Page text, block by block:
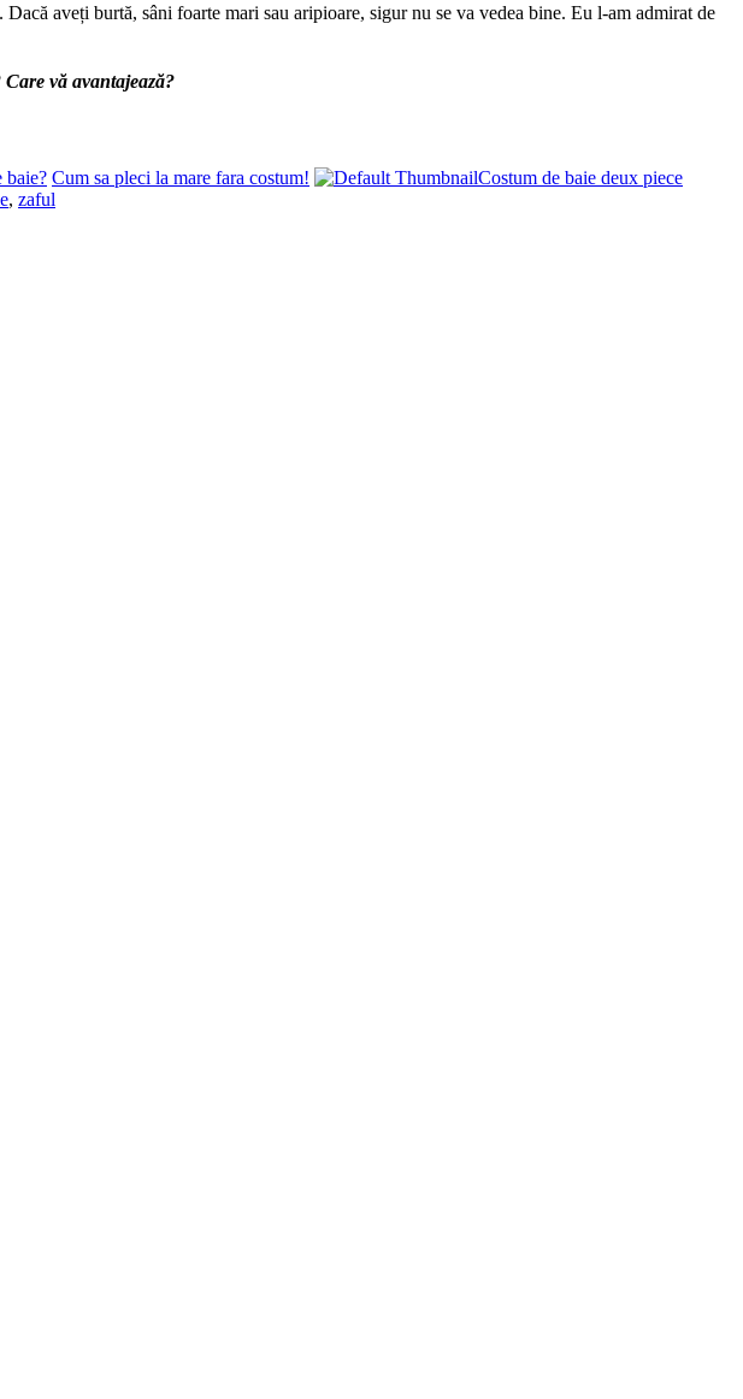
aveți burtă, sâni foarte mari sau aripioare, sigur nu se va vedea bine. Eu l-am admirat de
Care vă avantajează?
baie? Cum sa pleci la mare fara costum!
Costum de baie deux piece
, zaful